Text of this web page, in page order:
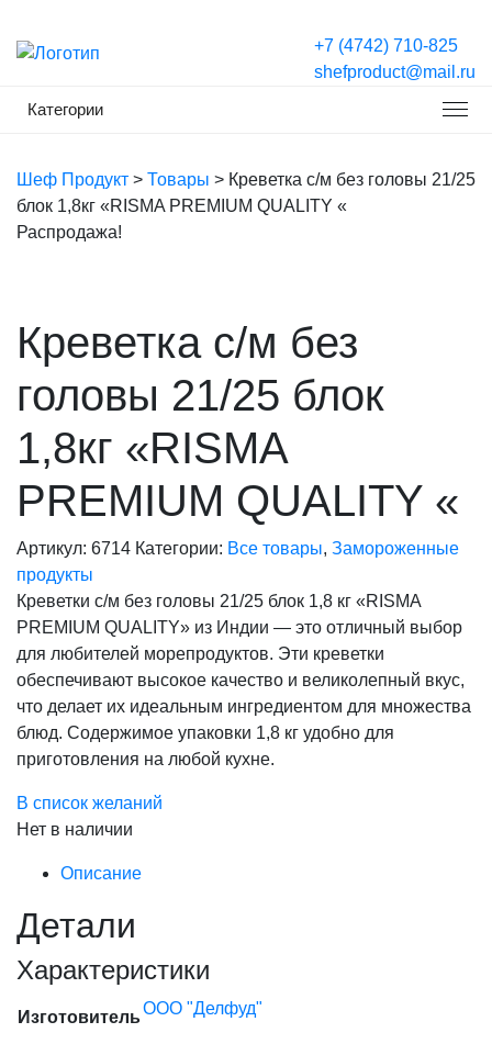
+7 (4742) 710-825
shefproduct@mail.ru
Категории
Шеф Продукт > Товары > Креветка с/м без головы 21/25
блок 1,8кг «RISMA PREMIUM QUALITY «
Распродажа!
Креветка с/м без
головы 21/25 блок
1,8кг «RISMA
PREMIUM QUALITY «
Артикул: 6714 Категории: Все товары, Замороженные
продукты
Креветки с/м без головы 21/25 блок 1,8 кг «RISMA
PREMIUM QUALITY» из Индии — это отличный выбор
для любителей морепродуктов. Эти креветки
обеспечивают высокое качество и великолепный вкус,
что делает их идеальным ингредиентом для множества
блюд. Содержимое упаковки 1,8 кг удобно для
приготовления на любой кухне.
В список желаний
Нет в наличии
Описание
Детали
Характеристики
ИзготовительООО "Делфуд"